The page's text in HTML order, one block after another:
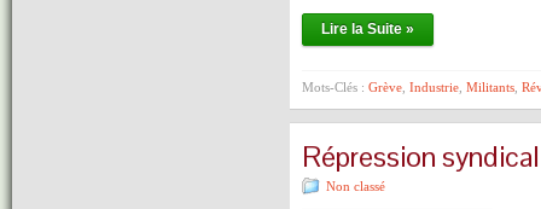
Lire la Suite »
Mots-Clés : Grève Industrie Militants
Répression
Non classé